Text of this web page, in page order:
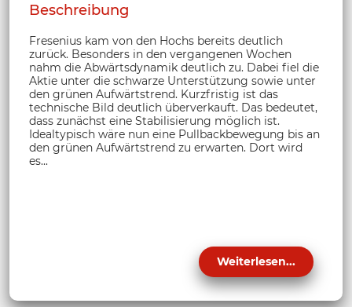
Beschreibung
Fresenius kam von den Hochs bereits deutlich
zurück. Besonders in den vergangenen Wochen
nahm die Abwärtsdynamik deutlich zu. Dabei fiel die
Aktie unter die schwarze Unterstützung sowie unter
den grünen Aufwärtstrend. Kurzfristig ist das
technische Bild deutlich überverkauft. Das bedeutet,
dass zunächst eine Stabilisierung möglich ist.
Idealtypisch wäre nun eine Pullbackbewegung bis an
den grünen Aufwärtstrend zu erwarten. Dort wird
es...
Weiterlesen...